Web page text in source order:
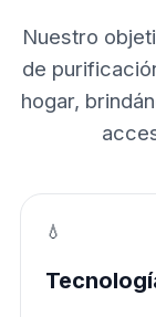
Nuestro
de
hogar,
💧